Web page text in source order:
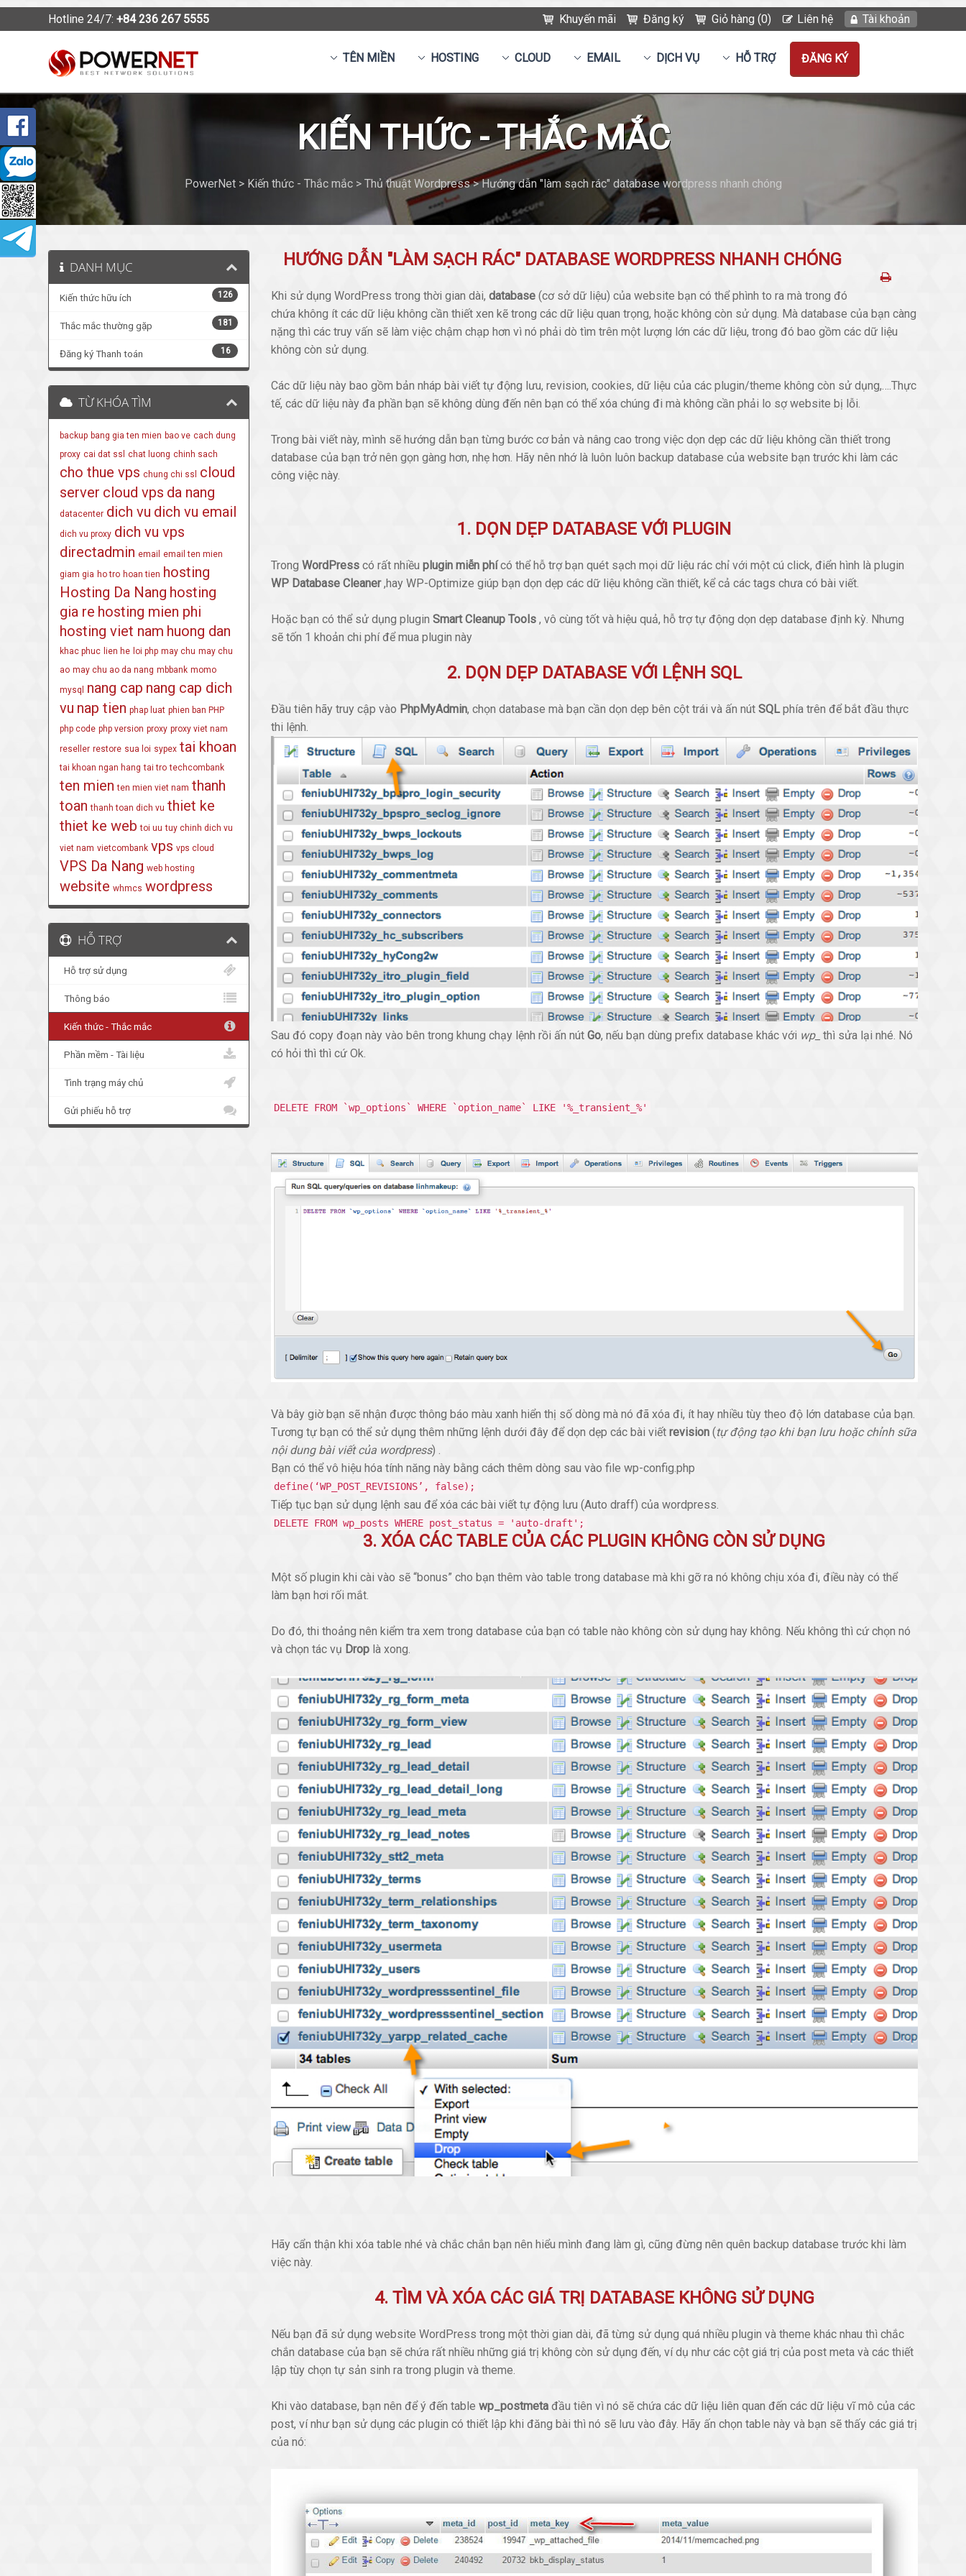
Hotline 24/7:+84 236 267 5555 Khuyến mãi Đăng ký Giỏ hàng (0) Liên hệ Tài khoản
TÊN MIỀN HOSTING CLOUD EMAIL DỊCH VỤ HỖ TRỢ ĐĂNG KÝ
KIẾN THỨC - THẮC MẮC
PowerNet > Kiến thức - Thắc mắc > Thủ thuật Wordpress > Hướng dẫn "làm sạch rác" database wordpress nhanh chóng
DANH MỤC
126
Kiến thức hữu ích
181
Thắc mắc thường gặp
16
Đăng ký Thanh toán
HƯỚNG DẪN "LÀM SẠCH RÁC" DATABASE WORDPRESS NHANH CHÓNG
Khi sử dụng WordPress trong thời gian dài,database (cơ sở dữ liệu) của website bạn có thể phình to ra mà trong đó
chứa không ít các dữ liệu không cần thiết xen kẽ trong các dữ liệu quan trọng, hoặc không còn sử dụng. Mà database của bạn càng
nặng thì các truy vấn sẽ làm việc chậm chạp hơn vì nó phải dò tìm trên một lượng lớn các dữ liệu, trong đó bao gồm các dữ liệu
không còn sử dụng.
Các dữ liệu này bao gồm bản nháp bài viết tự động lưu, revision, cookies, dữ liệu của các plugin/theme không còn sử dụng,….Thực
tế, các dữ liệu này đa phần bạn sẽ không dùng đến nên bạn có thể xóa chúng đi mà không cần phải lo sợ website bị lỗi.
Trong bài viết này, mình sẽ hướng dẫn bạn từng bước cơ bản và nâng cao trong việc dọn dẹp các dữ liệu không cần thiết trong
database của bạn trở nên gọn gàng hơn, nhẹ hơn. Hãy nên nhớ là luôn luôn backup database của website bạn trước khi làm các
công việc này.
1. DỌN DẸP DATABASE VỚI PLUGIN
TrongWordPress có rất nhiềuplugin miễn phícó thể hỗ trợ bạn quét sạch mọi dữ liệu rác chỉ với một cú click, điển hình là plugin
WP Database Cleaner,hay WP-Optimize giúp bạn dọn dẹp các dữ liệu không cần thiết, kể cả các tags chưa có bài viết.
Hoặc bạn có thể sử dụng pluginSmart Cleanup Tools , vô cùng tốt và hiệu quả, hỗ trợ tự động dọn dẹp database định kỳ. Nhưng
sẽ tốn 1 khoản chi phí để mua plugin này
2. DỌN DẸP DATABASE VỚI LỆNH SQL
Đầu tiên hãy truy cập vào PhpMyAdmin, chọn database mà bạn cần dọn dẹp bên cột trái và ấn nútSQLphía trên để bắt đầu thực
thi lệnh.
Sau đó copy đoạn này vào bên trong khung chạy lệnh rồi ấn nútGo, nếu bạn dùng prefix database khác với wp_ thì sửa lại nhé. Nó
có hỏi thì thì cứ Ok.
DELETE FROM `wp_options` WHERE `option_name` LIKE '%_transient_%'
Và bây giờ bạn sẽ nhận được thông báo màu xanh hiển thị số dòng mà nó đã xóa đi, ít hay nhiều tùy theo độ lớn database của bạn.
Tương tự bạn có thể sử dụng thêm những lệnh dưới đây để dọn dẹp các bài viếtrevision(tự động tạo khi bạn lưu hoặc chỉnh sữa
nội dung bài viết của wordpress) .
Bạn có thể vô hiệu hóa tính năng này bằng cách thêm dòng sau vào file wp-config.php
define(‘WP_POST_REVISIONS’, false);
Tiếp tục bạn sử dụng lệnh sau để xóa các bài viết tự động lưu (Auto draff) của wordpress.
DELETE FROM wp_posts WHERE post_status = 'auto-draft';
3. XÓA CÁC TABLE CỦA CÁC PLUGIN KHÔNG CÒN SỬ DỤNG
Một số plugin khi cài vào sẽ “bonus” cho bạn thêm vào table trong database mà khi gỡ ra nó không chịu xóa đi, điều này có thể
làm bạn hơi rối mắt.
Do đó, thi thoảng nên kiểm tra xem trong database của bạn có table nào không còn sử dụng hay không. Nếu không thì cứ chọn nó
và chọn tác vụ Drop là xong.
Hãy cẩn thận khi xóa table nhé và chắc chắn bạn nên hiểu mình đang làm gì, cũng đừng nên quên backup database trước khi làm
việc này.
4. TÌM VÀ XÓA CÁC GIÁ TRỊ DATABASE KHÔNG SỬ DỤNG
Nếu bạn đã sử dụng website WordPress trong một thời gian dài, đã từng sử dụng quá nhiều plugin và theme khác nhau thì chắc
chắn database của bạn sẽ chứa rất nhiều những giá trị không còn sử dụng đến, ví dụ như các cột giá trị của post meta và các thiết
lập tùy chọn tự sản sinh ra trong plugin và theme.
Khi vào database, bạn nên để ý đến tablewp_postmeta đầu tiên vì nó sẽ chứa các dữ liệu liên quan đến các dữ liệu vĩ mô của các
post, ví như bạn sử dụng các plugin có thiết lập khi đăng bài thì nó sẽ lưu vào đây. Hãy ấn chọn table này và bạn sẽ thấy các giá trị
của nó:
TỪ KHÓA TÌM
backup bang gia ten mien bao ve cach dung
proxy cai dat ssl chat luong chinh sach
cho thue vps chung chi ssl
cloud
server cloud vps da nang
datacenter dich vu dich vu email
dich vu proxy dich vu vps
directadmin email
email ten mien
giam gia ho tro hoan tien hosting
Hosting Da Nang hosting
gia re hosting mien phi
hosting viet nam huong dan
khac phuc lien he loi php may chu may chu
ao may chu ao da nang mbbank momo
mysql
nang cap nang cap dich
vu nap tien phap luat phien ban PHP
php code php version proxy proxy viet nam
reseller restore sua loi sypex tai khoan
tai khoan ngan hang tai tro techcombank
ten mien ten mien viet nam thanh
toan thanh toan dich vu thiet ke
thiet ke web toi uu tuy chinh dich vu
viet nam vietcombank vps vps cloud
VPS Da Nang web hosting
website whmcs wordpress
HỖ TRỢ
Hỗ trợ sử dụng
Thông báo
Kiến thức - Thắc mắc
Phần mềm - Tài liệu
Tình trạng máy chủ
Gửi phiếu hỗ trợ